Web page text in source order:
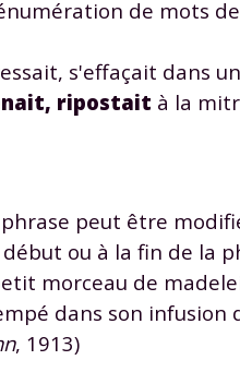
de mots
s'effaçait dans
ripostait à la
peut être
ou à la fin de la
morceau de
dans son infusion
, 1913)
de vos données